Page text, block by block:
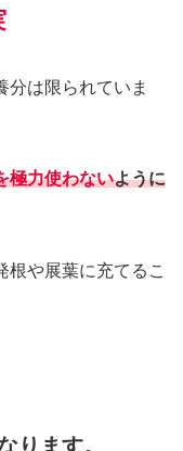
分は限られていま
極力使わないように
根や展葉に充てるこ
ります。